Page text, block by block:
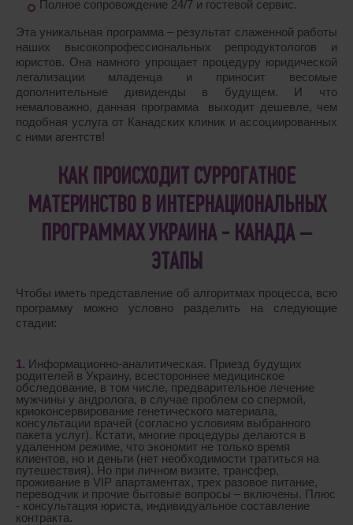
Полное сопровождение 24/7 и гостевой сервис.
Эта уникальная программа – результат слаженной работы
наших высокопрофессиональных репродуктологов и
юристов. Она намного упрощает процедуру юридической
легализации младенца и приносит весомые
дополнительные дивиденды в будущем. И что
немаловажно, данная программа выходит дешевле, чем
подобная услуга от Канадских клиник и ассоциированных
с ними агентств!
КАК ПРОИСХОДИТ СУРРОГАТНОЕ
МАТЕРИНСТВО В ИНТЕРНАЦИОНАЛЬНЫХ
ПРОГРАММАХ УКРАИНА - КАНАДА –
ЭТАПЫ
Чтобы иметь представление об алгоритмах процесса, всю
программу можно условно разделить на следующие
стадии:
Информационно-аналитическая. Приезд будущих
родителей в Украину, всестороннее медицинское
обследование, в том числе, предварительное лечение
мужчины у андролога, в случае проблем со спермой,
криоконсервирование генетического материала,
консультации врачей (согласно условиям выбранного
пакета услуг). Кстати, многие процедуры делаются в
удаленном режиме, что экономит не только время
клиентов, но и деньги (нет необходимости тратиться на
путешествия). Но при личном визите, трансфер,
проживание в VIP апартаментах, трех разовое питание,
переводчик и прочие бытовые вопросы – включены. Плюс
- консультация юриста, индивидуальное составление
контракта.